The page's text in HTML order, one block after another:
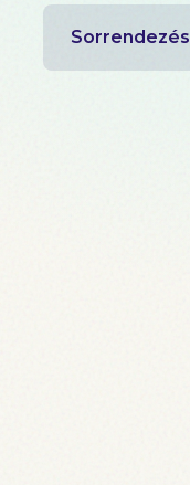
Sorrendezés